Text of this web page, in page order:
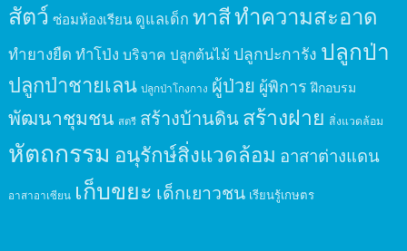
สัตว์ ซ่อมห้องเรียน ดูแลเด็ก ทาสีทำความสะอาด
ทำยางยืด ทำโป่ง บริจาค ปลูกต้นไม้ ปลูกปะการัง ปลูกป่า
ปลูกป่าชายเลน ปลูกป่าโกงกาง ผู้ป่วย ผู้พิการ ฝึกอบรม
พัฒนาชุมชน สตรี สร้างบ้านดินสร้างฝาย สิ่งแวดล้อม
หัตถกรรม อนุรักษ์สิ่งแวดล้อม อาสาต่างแดน
อาสาอาเซียน เก็บขยะ เด็กเยาวชน เรียนรู้เกษตร